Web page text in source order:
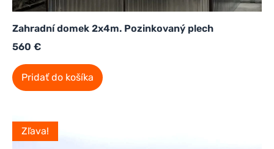
Zahradní domek 2x4m. Pozinkovaný plech
560 €
Pridať do košíka
Zľava!